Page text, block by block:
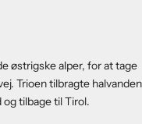
østrigske alper, for at tage
Trioen tilbragte halvanden
tilbage til Tirol.